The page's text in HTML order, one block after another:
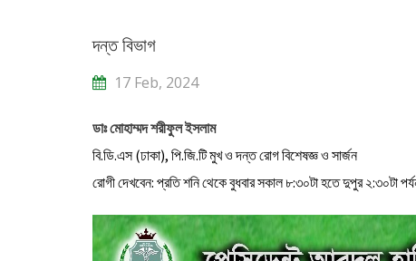
দন্ত বিভাগ
17 Feb, 2024
ডাঃ মোহাম্মদ শরীফুল ইসলাম
বি.ডি.এস (ঢাকা), পি.জি.টি মুখ ও দন্ত রোগ বিশেষজ্ঞ ও সার্জন
রোগী দেখবেন: প্রতি শনি থেকে বুধবার সকাল ৮:৩০টা হতে দুপুর ২:৩০টা